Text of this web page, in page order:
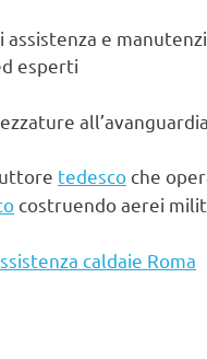
e
esperti
tedesco che
costruendo aerei
caldaie Roma